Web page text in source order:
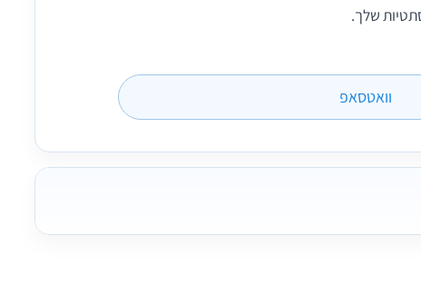
שלך.
וואטסאפ